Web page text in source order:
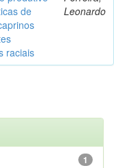
de
raciais
Leonardo
1